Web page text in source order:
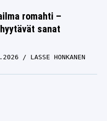
romahti –
sanat
LASSE HONKANEN